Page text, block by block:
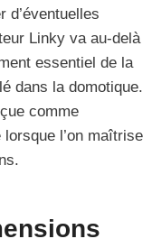
d’éventuelles
Linky va au-delà
essentiel de la
dans la domotique.
comme
l’on maîtrise